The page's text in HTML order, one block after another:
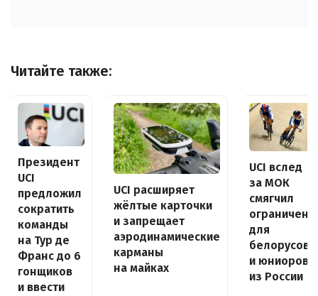
Читайте также:
Президент
UCI
предложил
сократить
команды
на Тур де
Франс до 6
гонщиков
и ввести
UCI расширяет
жёлтые карточки
и запрещает
аэродинамические
карманы
на майках
UCI вслед
за МОК
смягчил
для
белорусов
и юниоров
из России